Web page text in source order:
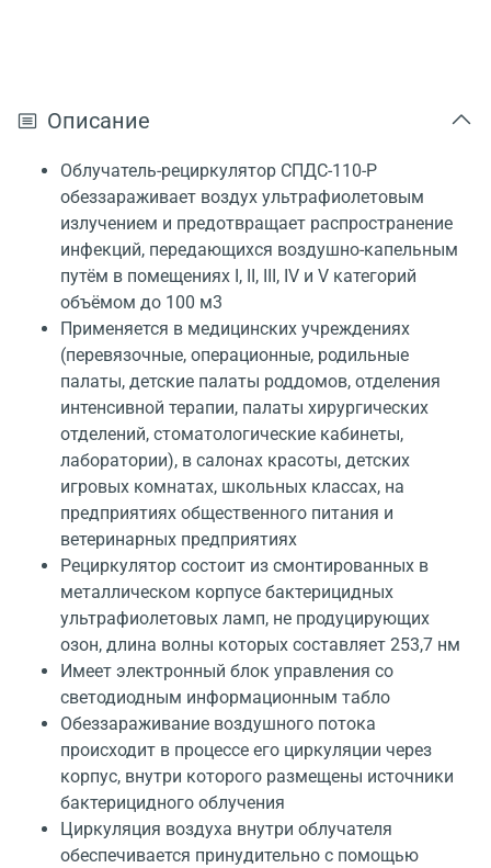
Описание
Облучатель-рециркулятор СПДС-110-Р
обеззараживает воздух ультрафиолетовым
излучением и предотвращает распространение
инфекций, передающихся воздушно-капельным
путём в помещениях I, II, III, IV и V категорий
объёмом до 100 м3
Применяется в медицинских учреждениях
(перевязочные, операционные, родильные
палаты, детские палаты роддомов, отделения
интенсивной терапии, палаты хирургических
отделений, стоматологические кабинеты,
лаборатории), в салонах красоты, детских
игровых комнатах, школьных классах, на
предприятиях общественного питания и
ветеринарных предприятиях
Рециркулятор состоит из смонтированных в
металлическом корпусе бактерицидных
ультрафиолетовых ламп, не продуцирующих
озон, длина волны которых составляет 253,7 нм
Имеет электронный блок управления со
светодиодным информационным табло
Обеззараживание воздушного потока
происходит в процессе его циркуляции через
корпус, внутри которого размещены источники
бактерицидного облучения
Циркуляция воздуха внутри облучателя
обеспечивается принудительно с помощью